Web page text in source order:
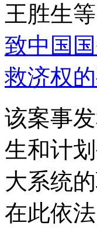
王胜生
致中国
救济权
该案事
生和计
大系统
在此依